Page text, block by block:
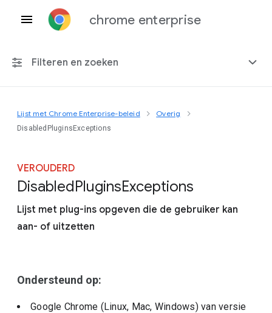
chrome enterprise
Filteren en zoeken
Elk platform
Inclusief beëindigd beleid
Lijst met Chrome Enterprise-beleid Overig
DisabledPluginsExceptions
VEROUDERD
DisabledPluginsExceptions
Lijst met plug-ins opgeven die de gebruiker kan
aan- of uitzetten
Ondersteund op:
Google Chrome (Linux, Mac, Windows)van versie